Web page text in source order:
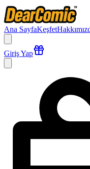
Ana SayfaKeşfet
Giriş Yap